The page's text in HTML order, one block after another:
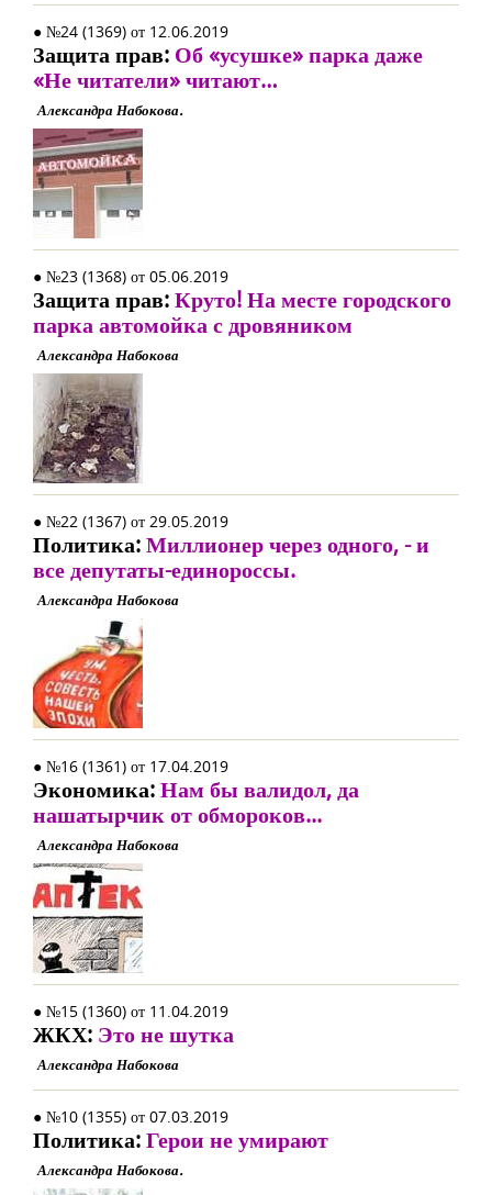
● №24 (1369) от 12.06.2019
Защита прав: Об «усушке» парка даже
«Не читатели» читают…
Александра Набокова.
● №23 (1368) от 05.06.2019
Защита прав:Круто! На месте городского
парка автомойка с дровяником
Александра Набокова
● №22 (1367) от 29.05.2019
Политика:Миллионер через одного, - и
все депутаты-единороссы.
Александра Набокова
● №16 (1361) от 17.04.2019
Экономика:Нам бы валидол, да
нашатырчик от обмороков...
Александра Набокова
● №15 (1360) от 11.04.2019
ЖКХ: Это не шутка
Александра Набокова
● №10 (1355) от 07.03.2019
Политика:Герои не умирают
Александра Набокова.